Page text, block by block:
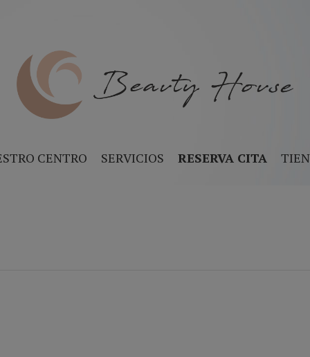
CENTRO SERVICIOS RESERVA CITA